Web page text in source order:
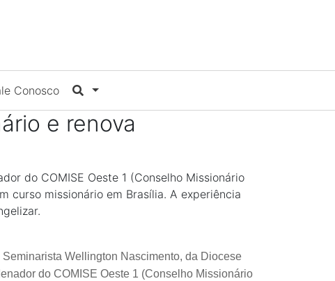
Conosco
e renova
do COMISE Oeste 1 (Conselho Missionário
curso missionário em Brasília. A experiência
Seminarista Wellington Nascimento, da Diocese
do COMISE Oeste 1 (Conselho Missionário